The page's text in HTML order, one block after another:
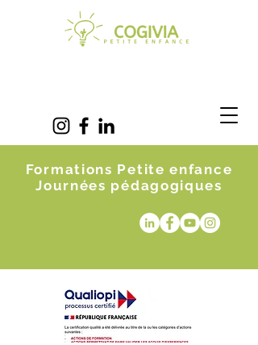
Formations Petite enfance
Journées pédagogiques